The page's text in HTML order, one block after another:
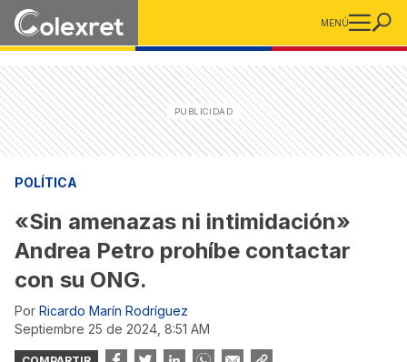
MENÚ
POLÍTICA
«Sin amenazas ni intimidación»
Andrea Petro prohíbe contactar
con su ONG.
Por Ricardo Marín Rodríguez
septiembre 25 de 2024, 8:51 AM